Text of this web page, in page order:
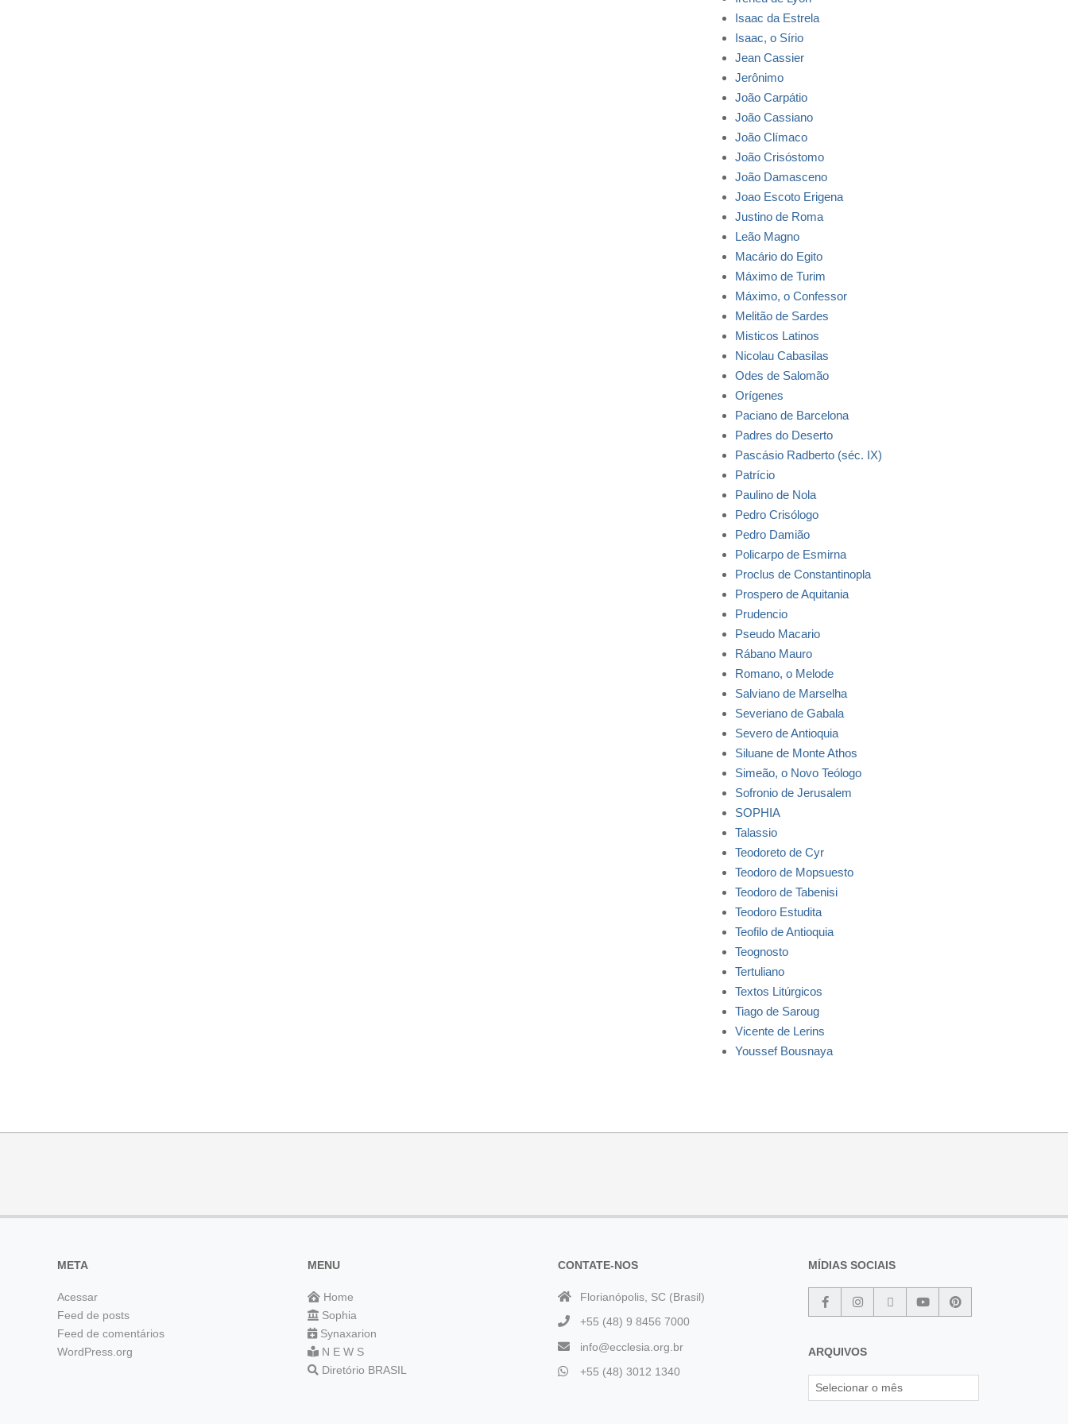
Isaac da Estrela
Isaac, o Sírio
Jean Cassier
Jerônimo
João Carpátio
João Cassiano
João Clímaco
João Crisóstomo
João Damasceno
Joao Escoto Erigena
Justino de Roma
Leão Magno
Macário do Egito
Máximo de Turim
Máximo, o Confessor
Melitão de Sardes
Misticos Latinos
Nicolau Cabasilas
Odes de Salomão
Orígenes
Paciano de Barcelona
Padres do Deserto
Pascásio Radberto (séc. IX)
Patrício
Paulino de Nola
Pedro Crisólogo
Pedro Damião
Policarpo de Esmirna
Proclus de Constantinopla
Prospero de Aquitania
Prudencio
Pseudo Macario
Rábano Mauro
Romano, o Melode
Salviano de Marselha
Severiano de Gabala
Severo de Antioquia
Siluane de Monte Athos
Simeão, o Novo Teólogo
Sofronio de Jerusalem
SOPHIA
Talassio
Teodoreto de Cyr
Teodoro de Mopsuesto
Teodoro de Tabenisi
Teodoro Estudita
Teofilo de Antioquia
Teognosto
Tertuliano
Textos Litúrgicos
Tiago de Saroug
Vicente de Lerins
Youssef Bousnaya
META
Acessar
Feed de posts
Feed de comentários
WordPress.org
MENU
Home
Sophia
Synaxarion
N E W S
Diretório BRASIL
CONTATE-NOS
Florianópolis, SC (Brasil)
+55 (48) 9 8456 7000
info@ecclesia.org.br
+55 (48) 3012 1340
MÍDIAS SOCIAIS
ARQUIVOS